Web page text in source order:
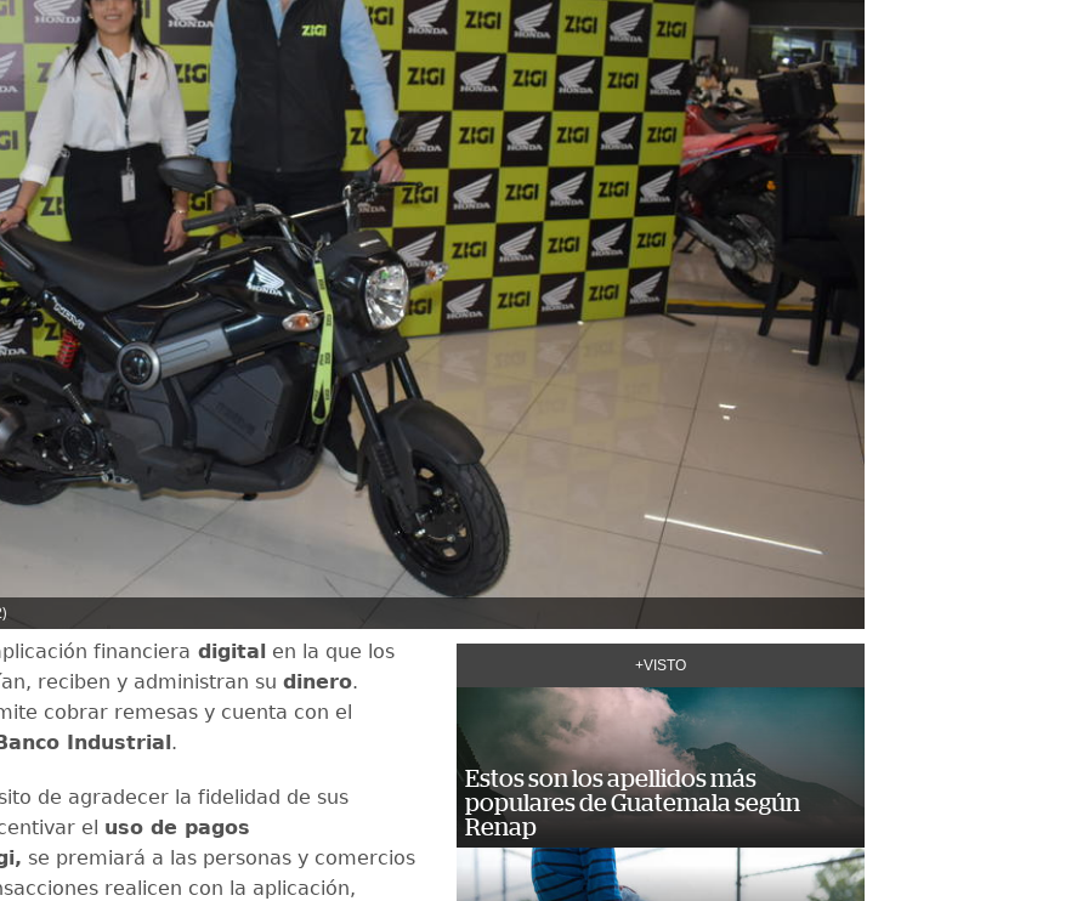
financiera digital en la que los
reciben y administran su dinero.
cobrar remesas y cuenta con el
Industrial.
de agradecer la fidelidad de sus
el uso de pagos
se premiará a las personas y comercios
realicen con la aplicación,
+VISTO
Estos son los apellidos más
populares de Guatemala según
Renap